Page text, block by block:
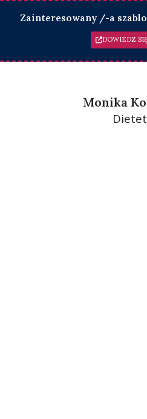
Zainteresowany /-a
DOWIEDZ
Monika